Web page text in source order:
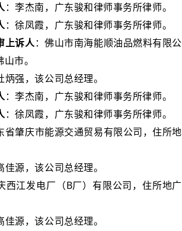
：李杰南，广东骏和律师事务所律师。
：徐凤霞，广东骏和律师事务所律师。
上诉人：佛山市南海能顺油品燃料有限公
市。
炳强，该公司总经理。
：李杰南，广东骏和律师事务所律师。
：徐凤霞，广东骏和律师事务所律师。
省肇庆市能源交通贸易有限公司，住所地
佳源，该公司总经理。
西江发电厂（B厂）有限公司，住所地广
佳源，该公司总经理。